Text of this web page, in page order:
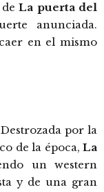
deLa puerta del
anunciada.
en el mismo
por la
de la época, La
un western
y de una gran